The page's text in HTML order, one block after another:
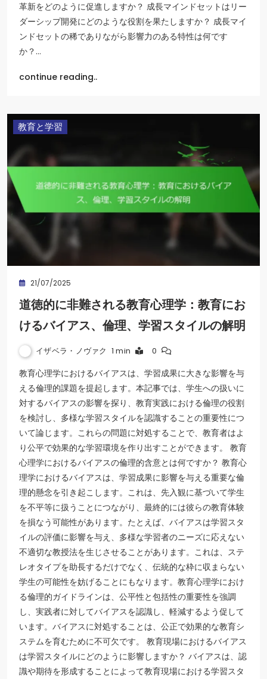
革新をどのように促進しますか？ 成長マインドセットはリー
ダーシップ開発にどのような役割を果たしますか？ 成長マイ
ンドセットの稀でありながら影響力のある特性は何です
か？…
continue reading..
教育と学習
21/07/2025
道徳的に非難される教育心理学：教育にお
けるバイアス、倫理、学習スタイルの解明
イザベラ・ノヴァク 1 min 0
教育心理学におけるバイアスは、学習成果に大きな影響を与
える倫理的課題を提起します。本記事では、学生への扱いに
対するバイアスの影響を探り、教育実践における倫理の役割
を検討し、多様な学習スタイルを認識することの重要性につ
いて論じます。これらの問題に対処することで、教育者はよ
り公平で効果的な学習環境を作り出すことができます。 教育
心理学におけるバイアスの倫理的含意とは何ですか？ 教育心
理学におけるバイアスは、学習成果に影響を与える重要な倫
理的懸念を引き起こします。これは、先入観に基づいて学生
を不平等に扱うことにつながり、最終的には彼らの教育体験
を損なう可能性があります。たとえば、バイアスは学習スタ
イルの評価に影響を与え、多様な学習者のニーズに応えない
不適切な教授法を生じさせることがあります。これは、ステ
レオタイプを助長するだけでなく、伝統的な枠に収まらない
学生の可能性を妨げることにもなります。教育心理学におけ
る倫理的ガイドラインは、公平性と包括性の重要性を強調
し、実践者に対してバイアスを認識し、軽減するよう促して
います。バイアスに対処することは、公正で効果的な教育シ
ステムを育むために不可欠です。 教育現場におけるバイアス
は学習スタイルにどのように影響しますか？ バイアスは、認
識や期待を形成することによって教育現場における学習スタ